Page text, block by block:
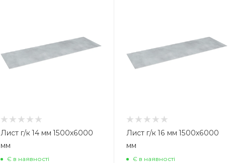
Лист г/к 14 мм 1500х6000
мм
Є в наявності
Лист г/к 16 мм 1500х6000
мм
Є в наявності